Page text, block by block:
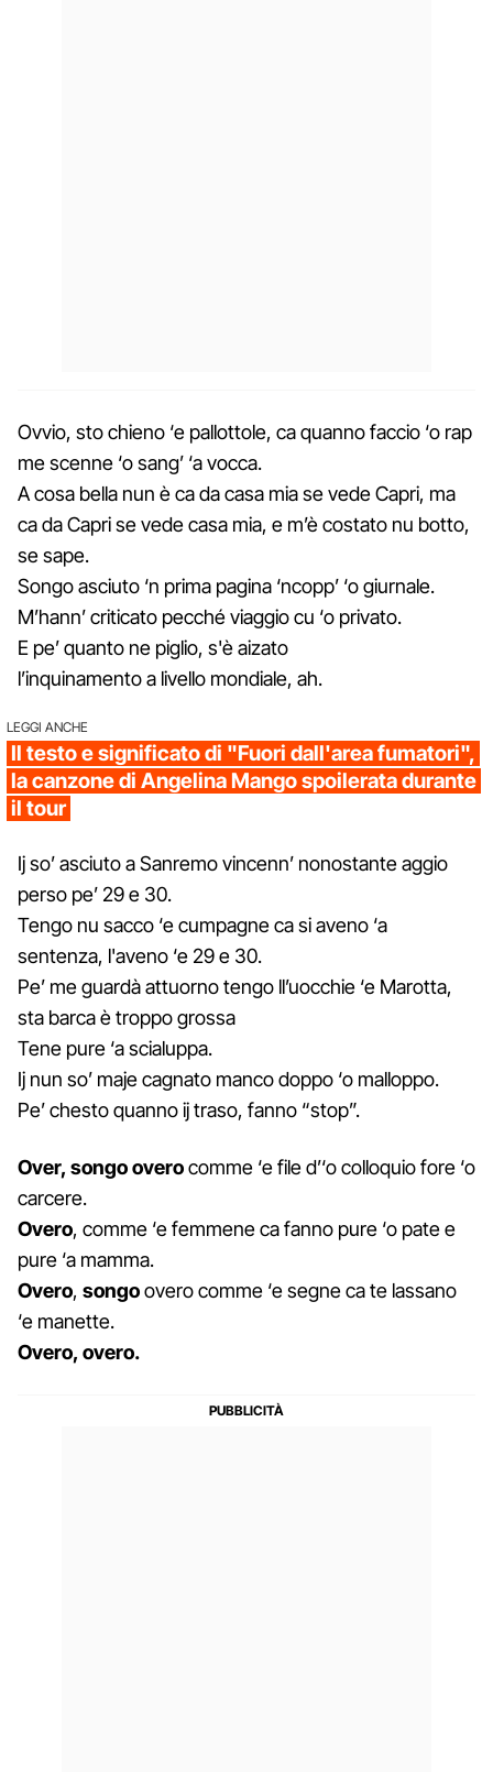
Ovvio, sto chieno ‘e pallottole, ca quanno faccio ‘o rap
me scenne ‘o sang’ ‘a vocca.
A cosa bella nun è ca da casa mia se vede Capri, ma
ca da Capri se vede casa mia, e m’è costato nu botto,
se sape.
Songo asciuto ‘n prima pagina ‘ncopp’ ‘o giurnale.
M’hann’ criticato pecché viaggio cu ‘o privato.
E pe’ quanto ne piglio, s'è aizato
l’inquinamento a livello mondiale, ah.
LEGGI ANCHE
Il testo e significato di "Fuori dall'area fumatori",
la canzone di Angelina Mango spoilerata durante
il tour
Ij so’ asciuto a Sanremo vincenn’ nonostante aggio
perso pe’ 29 e 30.
Tengo nu sacco ‘e cumpagne ca si aveno ‘a
sentenza, l'aveno ‘e 29 e 30.
Pe’ me guardà attuorno tengo ll’uocchie ‘e Marotta,
sta barca è troppo grossa
Tene pure ‘a scialuppa.
Ij nun so’ maje cagnato manco doppo ‘o malloppo.
Pe’ chesto quanno ij traso, fanno “stop”.
Over, songo overocomme ‘e file d’‘o colloquio fore ‘o
carcere.
Overo, comme ‘e femmene ca fanno pure ‘o pate e
pure ‘a mamma.
Overo, songoovero comme ‘e segne ca te lassano
‘e manette.
Overo, overo.